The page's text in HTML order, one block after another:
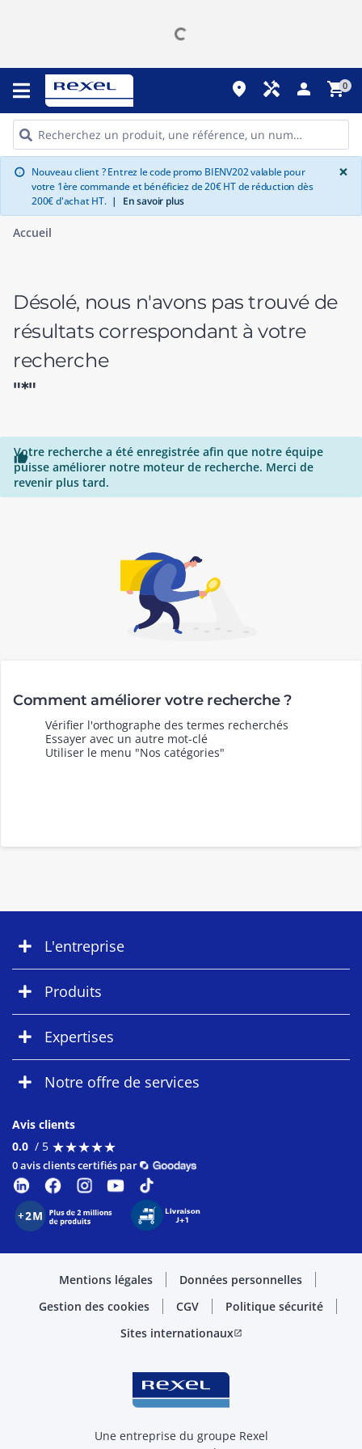
place handyman person shopping_cart0
info Nouveau client ? Entrez le code promo BIENV202 valable pour
votre 1ère commande et bénéficiez de 20€ HT de réduction dès
200€ d'achat HT. | En savoir plus
×
Accueil
Désolé, nous n'avons pas trouvé de
résultats correspondant à votre
recherche
"*"

Votre recherche a été enregistrée afin que notre équipe
puisse améliorer notre moteur de recherche. Merci de
revenir plus tard.
Comment améliorer votre recherche ?
Vérifier l'orthographe des termes recherchés
Essayer avec un autre mot-clé
Utiliser le menu "Nos catégories"
L'entreprise
Produits
Expertises
Notre offre de services
Avis clients
0.0 / 5 ★★★★★
★★★★★
0 avis clients certifiés par
Mentions légales
Données personnelles
Gestion des cookies
CGV
Politique sécurité
Sites internationauxopen_in_new
Une entreprise du groupe Rexel